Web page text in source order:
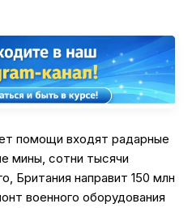
помощи входят радарные
мины, сотни тысячи
Британия направит 150 млн
военного оборудования